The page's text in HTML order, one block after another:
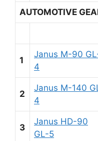
AUTOMOTIVE
1
Janus M-90
4
2
Janus M-140
4
3
Janus HD-90
GL-5